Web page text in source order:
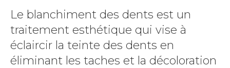
Le blanchiment des dents est un
traitement esthétique qui vise à
éclaircir la teinte des dents en
éliminant les taches et la décoloration